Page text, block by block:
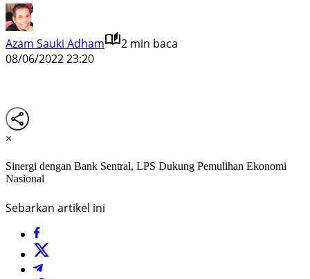
Azam Sauki Adham
2 min baca
08/06/2022 23:20
×
Sinergi dengan Bank Sentral, LPS Dukung Pemulihan Ekonomi
Nasional
Sebarkan artikel ini